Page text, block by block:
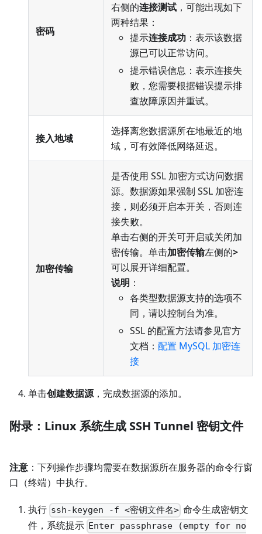
密码
右侧的连接测试 ，可能出现如下
两种结果：
提示连接成功 ：表示该数据
源已可以正常访问。
提示错误信息：表示连接失
败，您需要根据错误提示排
查故障原因并重试。
接入地域
选择离您数据源所在地最近的地
域，可有效降低网络延迟。
加密传输
是否使用 SSL 加密方式访问数据
源。数据源如果强制 SSL 加密连
接，则必须开启本开关，否则连
接失败。
单击右侧的开关可开启或关闭加
密传输。单击加密传输左侧的>
可以展开详细配置。
说明 ：
各类型数据源支持的选项不
同，请以控制台为准。
SSL 的配置方法请参见官方
文档： 配置 MySQL 加密连
接
单击创建数据源，完成数据源的添加。
附录：Linux 系统生成 SSH Tunnel 密钥文件
注意 ：下列操作步骤均需要在数据源所在服务器的命令行窗
口（终端）中执行。
执行 ssh-keygen -f <密钥文件名> 命令生成密钥文
件， 系统提示 Enter passphrase (empty for no